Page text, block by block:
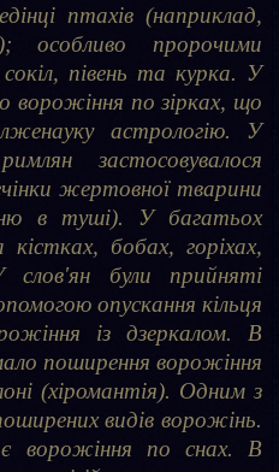
птахів (наприклад,
особливо пророчими
півень та курка. У
ворожіння по зірках, що
лженауку астрологію. У
застосовувалося
жертовної тварини
в туші). У багатьох
кістках, бобах, горіхах,
були прийняті
опускання кільця
із дзеркалом. В
поширення ворожіння
(хіромантія). Одним з
видів ворожінь.
є ворожіння по снах. В